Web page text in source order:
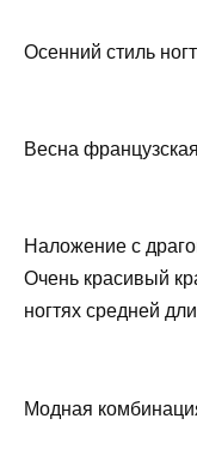
Осенний стиль
Весна
Наложение с
Очень красивый
ногтях средней
Модная